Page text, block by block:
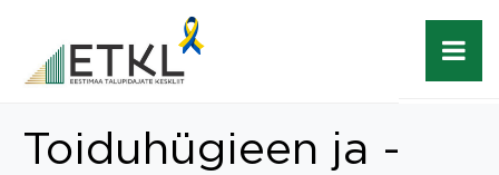
Toiduhügieen ja -